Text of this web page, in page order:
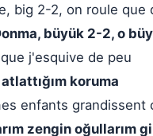
big 2-2, on roule que
büyük 2-2, o
j'esquive de peu
atlattığım koruma
enfants
zengin oğullarım